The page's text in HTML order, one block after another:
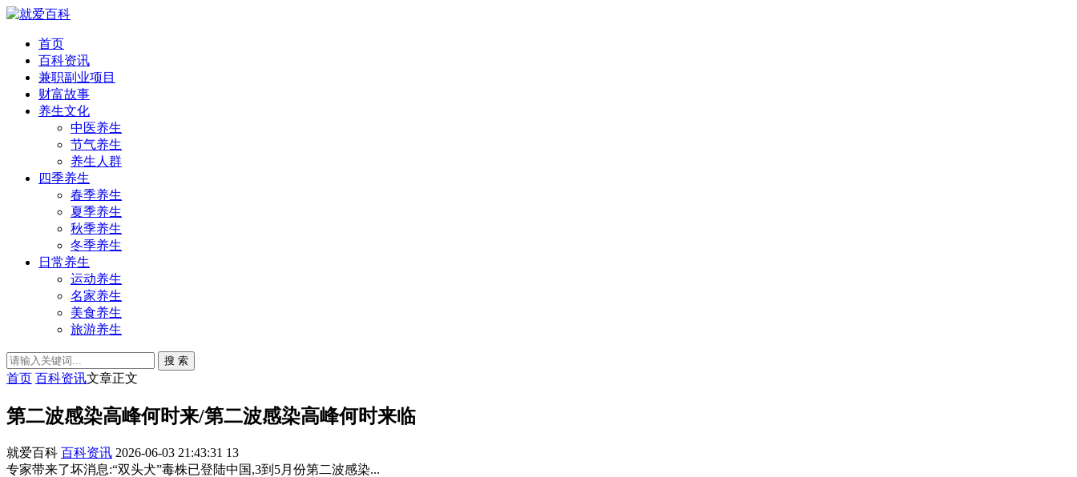
首页
百科资讯
兼职副业项目
财富故事
养生文化
中医养生
节气养生
养生人群
四季养生
春季养生
夏季养生
秋季养生
冬季养生
日常养生
运动养生
名家养生
美食养生
旅游养生
搜 索
首页 百科资讯文章正文
第二波感染高峰何时来/第二波感染高峰何时来临
就爱百科 百科资讯 2026-06-03 21:43:31 13
专家带来了坏消息:“双头犬”毒株已登陆中国,3到5月份第二波感染...